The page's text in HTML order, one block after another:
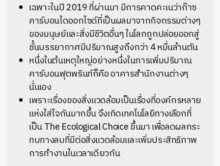
เฉพาะในปี 2019 ที่ผ่านมา มีการคาดคะเนว่าก๊าซ
คาร์บอนไดออกไซด์ที่เป็นผลมาจากกิจกรรมต่างๆ
ของมนุษย์และสิ่งมีชีวิตอื่นๆ ในโลกถูกปล่อยออกสู่
ชั้นบรรยากาศมีปริมาณสูงถึงกว่า 4 หมื่นล้านตัน
หนึ่งในต้นเหตุใหญ่อย่างหนึ่งในการเพิ่มปริมาณ
คาร์บอนฟุตพรินท์ก็คือ อาคารสำนักงานต่างๆ
นั่นเอง
เพราะเรื่องของสิ่งแวดล้อมเป็นเรื่องที่องค์กรหลาย
แห่งใส่ใจกันมากขึ้น จึงเกิดเทคโนโลยีทางเลือกที่
เป็น The Ecological Choice ขึ้นมา เพื่อลดผลกระ
ทบทางลบที่มีต่อสิ่งแวดล้อมและเพิ่มประสิทธิภาพ
การทำงานในเวลาเดียวกัน